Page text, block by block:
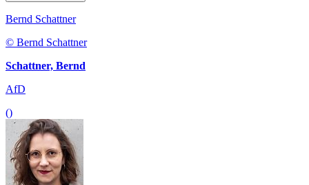
Bernd Schattner
© Bernd Schattner
Schattner, Bernd
AfD
()